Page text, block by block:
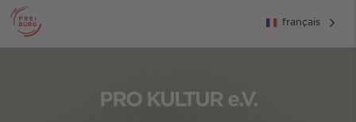
français
PRO KULTUR e.V.